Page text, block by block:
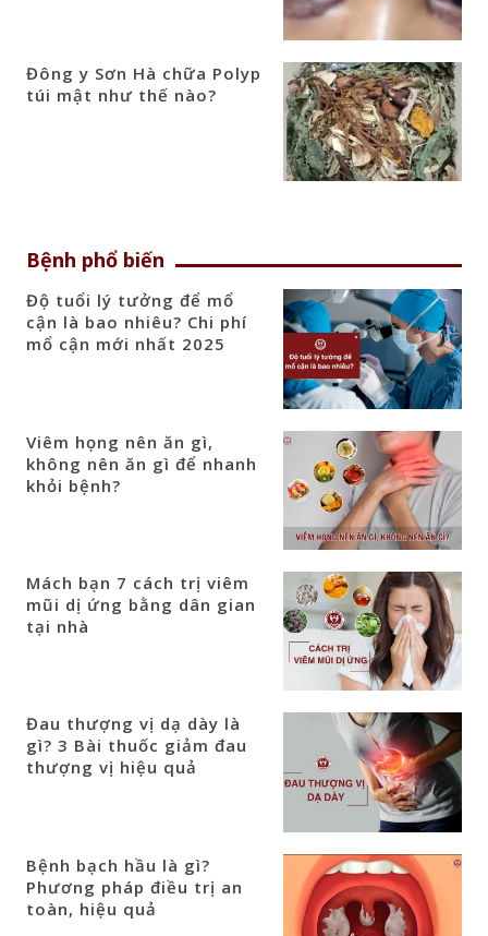
Đông y Sơn Hà chữa Polyp
túi mật như thế nào?
Bệnh phổ biến
Độ tuổi lý tưởng để mổ
cận là bao nhiêu? Chi phí
mổ cận mới nhất 2025
Viêm họng nên ăn gì,
không nên ăn gì để nhanh
khỏi bệnh?
Mách bạn 7 cách trị viêm
mũi dị ứng bằng dân gian
tại nhà
Đau thượng vị dạ dày là
gì? 3 Bài thuốc giảm đau
thượng vị hiệu quả
Bệnh bạch hầu là gì?
Phương pháp điều trị an
toàn, hiệu quả